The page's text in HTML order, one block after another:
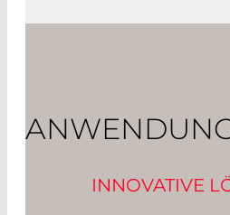
INNOVATIVE